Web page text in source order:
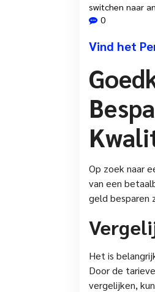
switchen naar
0
Vind het
Op zoek naar
van een
geld besparen
Het is
Door de
vergelijken,